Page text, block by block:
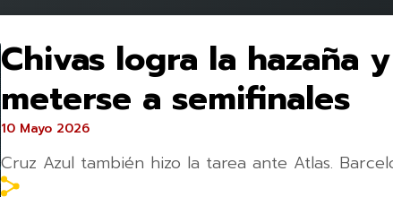
Chivas logra la hazaña
meterse a semifinales
10 Mayo 2026
Cruz Azul también hizo la tarea ante Atlas.